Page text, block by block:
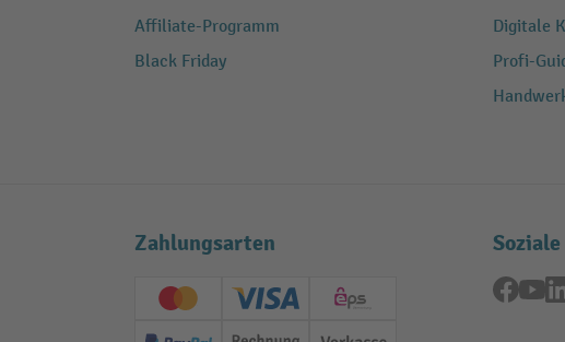
Affiliate-Programm
Black Friday
Digitale
Profi-
Zahlungsarten
Creditcard (Master)Creditcard (Visa)
EPS